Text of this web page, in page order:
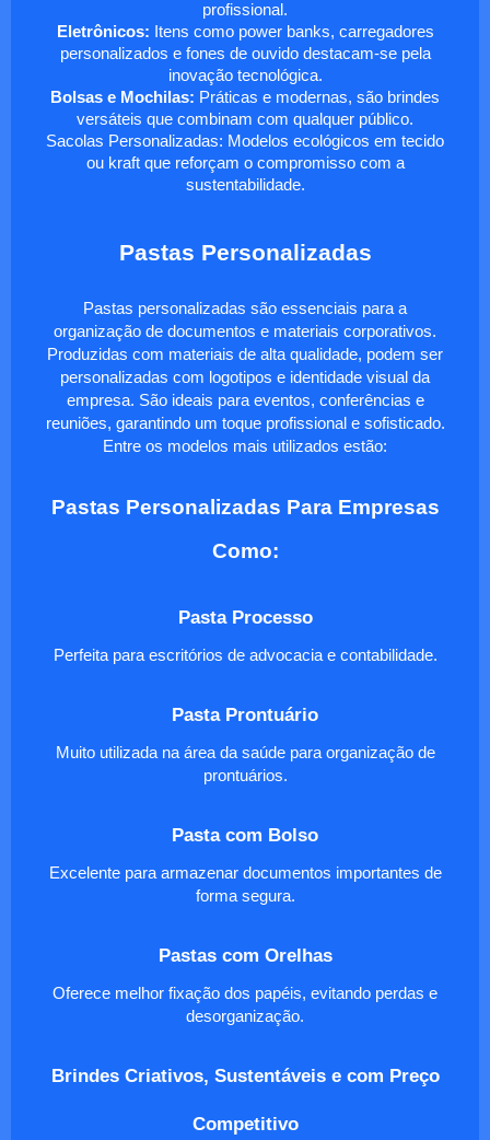
profissional.
Eletrônicos: Itens como power banks, carregadores
personalizados e fones de ouvido destacam-se pela
inovação tecnológica.
Bolsas e Mochilas: Práticas e modernas, são brindes
versáteis que combinam com qualquer público.
Sacolas Personalizadas: Modelos ecológicos em tecido
ou kraft que reforçam o compromisso com a
sustentabilidade.
Pastas Personalizadas
Pastas personalizadas são essenciais para a
organização de documentos e materiais corporativos.
Produzidas com materiais de alta qualidade, podem ser
personalizadas com logotipos e identidade visual da
empresa. São ideais para eventos, conferências e
reuniões, garantindo um toque profissional e sofisticado.
Entre os modelos mais utilizados estão:
Pastas Personalizadas Para Empresas
Como:
Pasta Processo
Perfeita para escritórios de advocacia e contabilidade.
Pasta Prontuário
Muito utilizada na área da saúde para organização de
prontuários.
Pasta com Bolso
Excelente para armazenar documentos importantes de
forma segura.
Pastas com Orelhas
Oferece melhor fixação dos papéis, evitando perdas e
desorganização.
Brindes Criativos, Sustentáveis e com Preço
Competitivo